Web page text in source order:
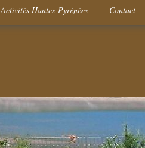
Activités Hautes-Pyrénées Contact